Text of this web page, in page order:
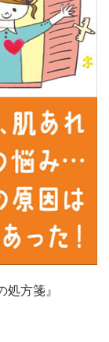
方箋』